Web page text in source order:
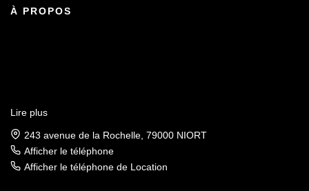
À PROPOS
Lire plus
243 avenue de la Rochelle, 79000 NIORT
Afficher le téléphone
Afficher le téléphone de Location